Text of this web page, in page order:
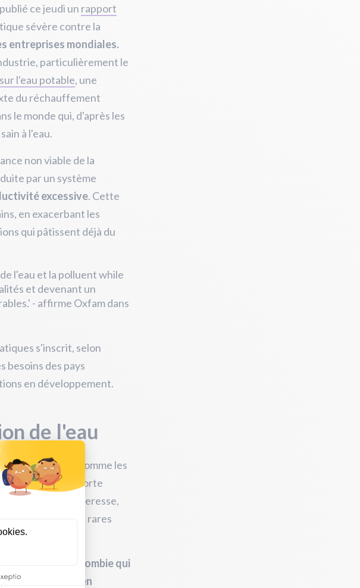
ce jeudi un rapport
sévère contre la
entreprises mondiales.
particulièrement le
l'eau potable, une
du réchauffement
le monde qui, d'après les
à l'eau.
non viable de la
par un système
excessive. Cette
en exacerbant les
qui pâtissent déjà du
l'eau et la polluent while
et devenant un
- affirme Oxfam dans
s'inscrit, selon
besoins des pays
en développement.
de l'eau
exploitation
, comme les
marchandises à forte
à la sécheresse,
de minéraux rares
Perenco en Colombie qui
rendement en